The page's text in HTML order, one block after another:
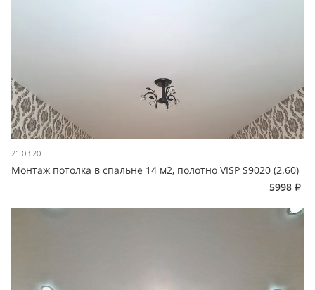
21.03.20
Монтаж потолка в спальне 14 м2, полотно VISP S9020 (2.60)
5998